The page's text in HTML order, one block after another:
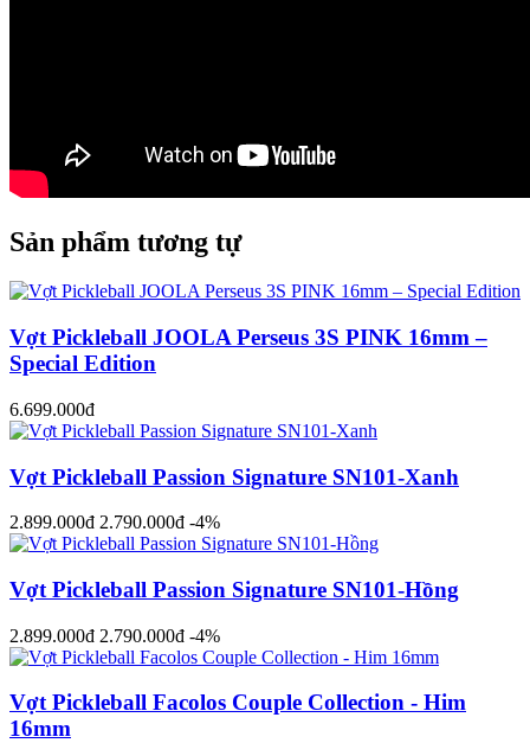
Sản phẩm tương tự
Vợt Pickleball JOOLA Perseus 3S PINK 16mm –
Special Edition
6.699.000đ
Vợt Pickleball Passion Signature SN101-Xanh
2.899.000đ 2.790.000đ -4%
Vợt Pickleball Passion Signature SN101-Hồng
2.899.000đ 2.790.000đ -4%
Vợt Pickleball Facolos Couple Collection - Him
16mm